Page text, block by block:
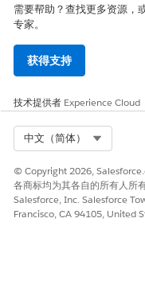
容。
保加利亚语：bg
捷克语：cs
希腊语：el
匈牙利语：hu
波兰语：pl
葡萄牙语（欧洲）：
罗马尼亚语（罗马尼亚
斯洛伐克语：sk
斯洛文尼亚语：sl
需要帮助？查找更多资源，
专家。
获得支持
技术提供者 Experience Cloud
中文（简体）
© Copyright 2026,
各商标均为其各自的所有人所有
Salesforce, Inc. Salesforce
Francisco, CA 94105, United